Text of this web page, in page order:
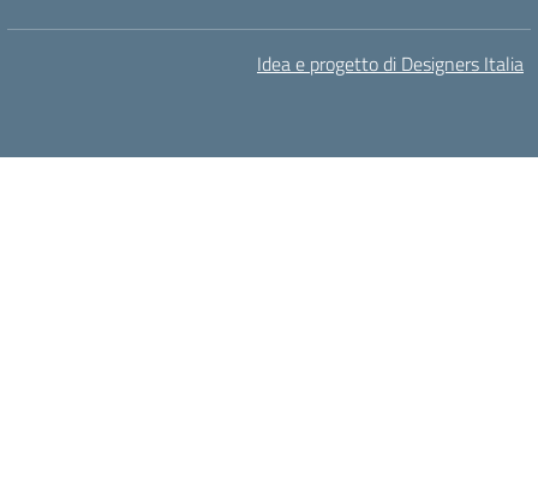
Idea e progetto di Designers Italia